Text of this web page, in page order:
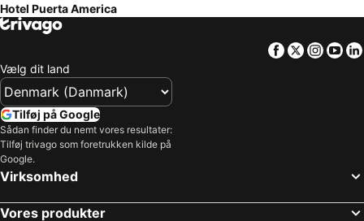
Hotel Puerta America
Facebook
Twitter
Vælg dit land
Tilføj på Google
Sådan finder du nemt vores resultater:
Tilføj trivago som foretrukken kilde på
Google.
Virksomhed
Vores produkter